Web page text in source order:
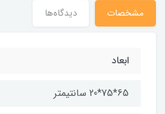
مشخصات دیدگاه‌ها
ابعاد
65*75*20 سانتیمتر